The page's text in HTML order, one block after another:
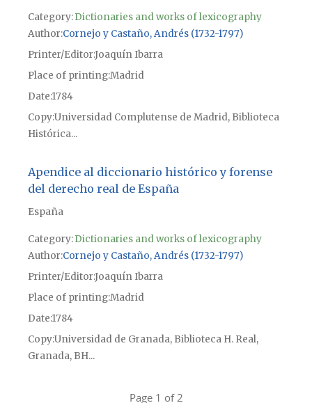
Category:Dictionaries and works of lexicography
Author Cornejo y Castaño, Andrés (1732-1797)
Printer/EditorJoaquín Ibarra
Place of printingMadrid
Date1784
CopyUniversidad Complutense de Madrid, Biblioteca
Histórica...
Apendice al diccionario histórico y forense
del derecho real de España
España
Category:Dictionaries and works of lexicography
Author Cornejo y Castaño, Andrés (1732-1797)
Printer/EditorJoaquín Ibarra
Place of printingMadrid
Date1784
CopyUniversidad de Granada, Biblioteca H. Real,
Granada, BH...
Page 1 of 2